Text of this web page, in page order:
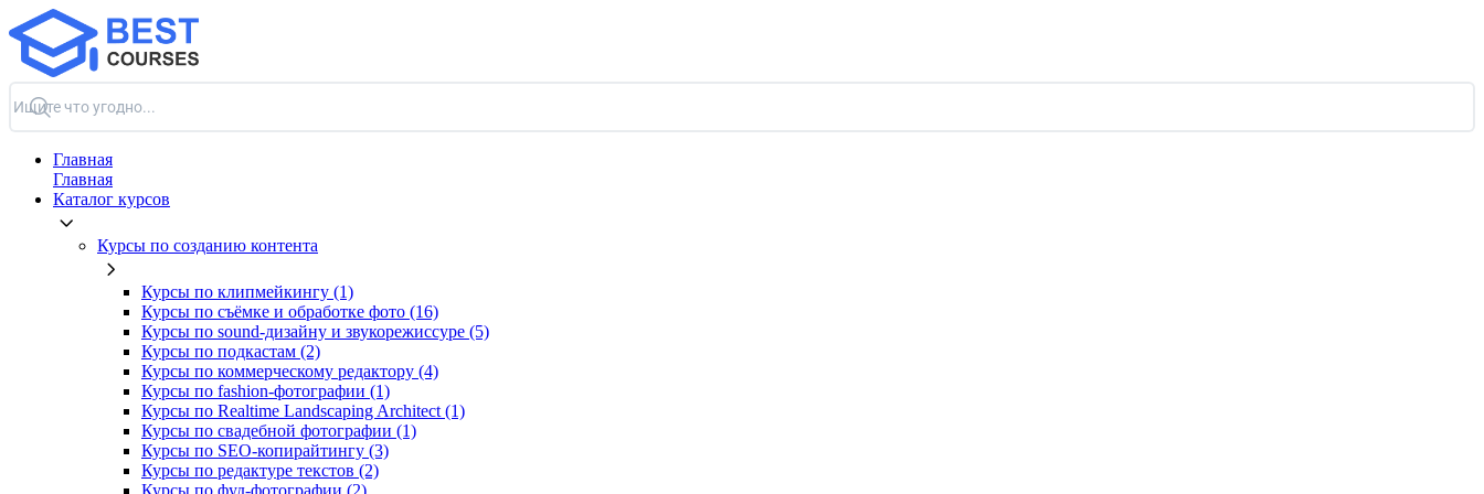
Главная
Главная
Каталог курсов
Курсы по созданию контента
Курсы по клипмейкингу (1)
Курсы по съёмке и обработке фото (16)
Курсы по sound-дизайну и звукорежиссуре (5)
Курсы по подкастам (2)
Курсы по коммерческому редактору (4)
Курсы по fashion-фотографии (1)
Курсы по Realtime Landscaping Architect (1)
Курсы по свадебной фотографии (1)
Курсы по SEO-копирайтингу (3)
Курсы по редактуре текстов (2)